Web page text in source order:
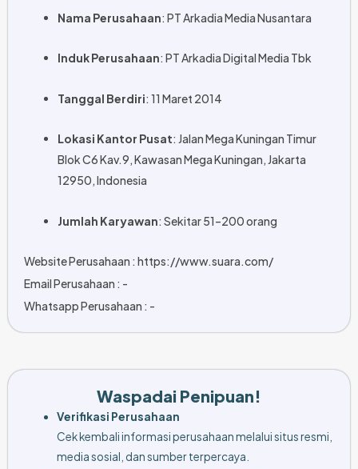
Nama Perusahaan: PT Arkadia Media Nusantara
Induk Perusahaan: PT Arkadia Digital Media Tbk
Tanggal Berdiri: 11 Maret 2014
Lokasi Kantor Pusat: Jalan Mega Kuningan Timur
Blok C6 Kav.9, Kawasan Mega Kuningan, Jakarta
12950, Indonesia
Jumlah Karyawan: Sekitar 51–200 orang
Website Perusahaan : https://www.suara.com/
Email Perusahaan : -
Whatsapp Perusahaan : -
Waspadai Penipuan!
Verifikasi Perusahaan
Cek kembali informasi perusahaan melalui situs resmi,
media sosial, dan sumber terpercaya.